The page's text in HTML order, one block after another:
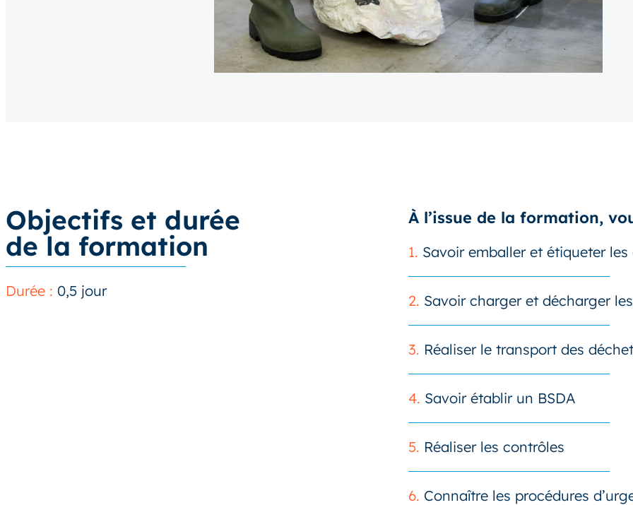
Objectifs et durée
de la formation
Durée : 0,5 jour
À l’issue de la formation,
1. Savoir emballer et étiqueter
2. Savoir charger et décharger
3. Réaliser le transport des
4. Savoir établir un BSDA
5. Réaliser les contrôles
6. Connaître les procédures